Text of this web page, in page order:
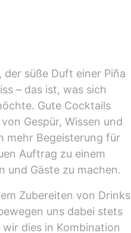
süße Duft einer Piña
– das ist, was sich
Gute Cocktails
Gespür, Wissen und
mehr Begeisterung für
Auftrag zu einem
und Gäste zu machen.
Zubereiten von Drinks
uns dabei stets
dies in Kombination